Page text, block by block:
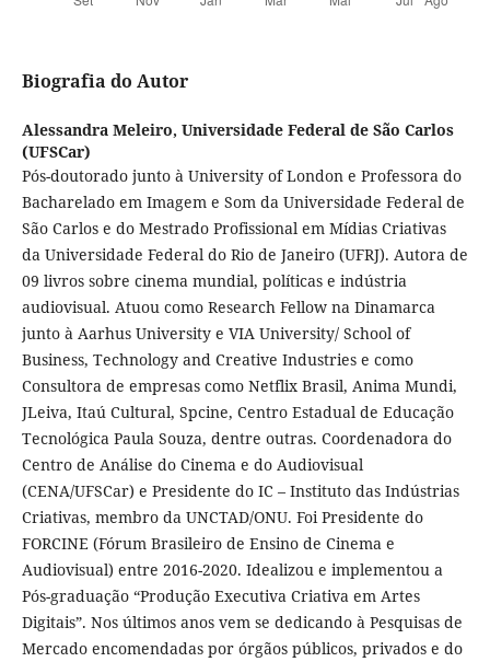
Biografia do Autor
Alessandra Meleiro, Universidade Federal de São Carlos
(UFSCar)
Pós-doutorado junto à University of London e Professora do
Bacharelado em Imagem e Som da Universidade Federal de
São Carlos e do Mestrado Profissional em Mídias Criativas
da Universidade Federal do Rio de Janeiro (UFRJ). Autora de
09 livros sobre cinema mundial, políticas e indústria
audiovisual. Atuou como Research Fellow na Dinamarca
junto à Aarhus University e VIA University/ School of
Business, Technology and Creative Industries e como
Consultora de empresas como Netflix Brasil, Anima Mundi,
JLeiva, Itaú Cultural, Spcine, Centro Estadual de Educação
Tecnológica Paula Souza, dentre outras. Coordenadora do
Centro de Análise do Cinema e do Audiovisual
(CENA/UFSCar) e Presidente do IC – Instituto das Indústrias
Criativas, membro da UNCTAD/ONU. Foi Presidente do
FORCINE (Fórum Brasileiro de Ensino de Cinema e
Audiovisual) entre 2016-2020. Idealizou e implementou a
Pós-graduação “Produção Executiva Criativa em Artes
Digitais”. Nos últimos anos vem se dedicando à Pesquisas de
Mercado encomendadas por órgãos públicos, privados e do